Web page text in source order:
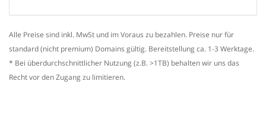
Alle Preise sind inkl. MwSt und im Voraus zu bezahlen. Preise nur für
standard (nicht premium) Domains gültig. Bereitstellung ca. 1-3 Werktage.
* Bei überdurchschnittlicher Nutzung (z.B. >1TB) behalten wir uns das
Recht vor den Zugang zu limitieren.